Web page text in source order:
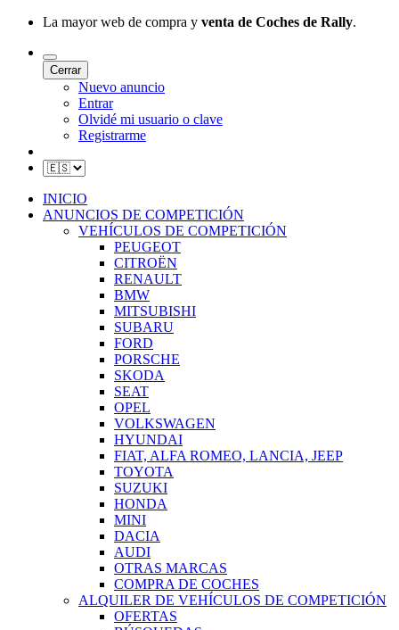
La mayor web de compra y venta de Coches de Rally.
Cerrar
Nuevo anuncio
Entrar
Olvidé mi usuario o clave
Registrarme
INICIO
ANUNCIOS DE COMPETICIÓN
VEHÍCULOS DE COMPETICIÓN
PEUGEOT
CITROËN
RENAULT
BMW
MITSUBISHI
SUBARU
FORD
PORSCHE
SKODA
SEAT
OPEL
VOLKSWAGEN
HYUNDAI
FIAT, ALFA ROMEO, LANCIA, JEEP
TOYOTA
SUZUKI
HONDA
MINI
DACIA
AUDI
OTRAS MARCAS
COMPRA DE COCHES
ALQUILER DE VEHÍCULOS DE COMPETICIÓN
OFERTAS